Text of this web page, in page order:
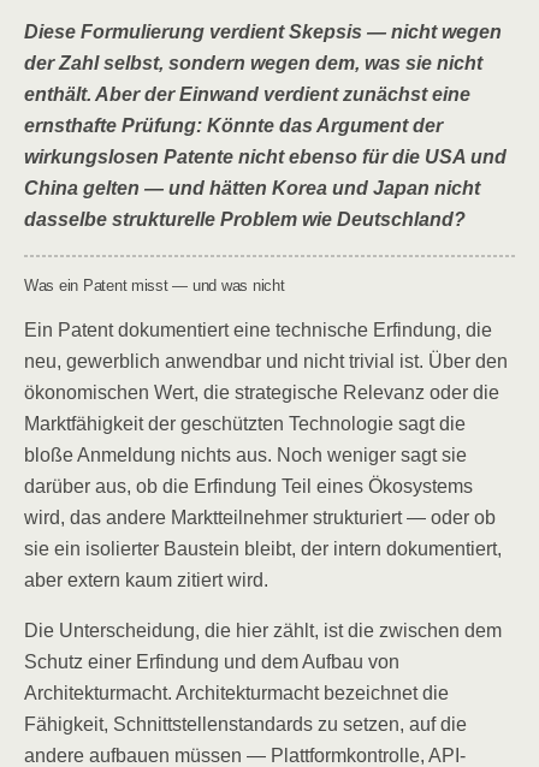
Diese Formulierung verdient Skepsis — nicht wegen
der Zahl selbst, sondern wegen dem, was sie nicht
enthält. Aber der Einwand verdient zunächst eine
ernsthafte Prüfung: Könnte das Argument der
wirkungslosen Patente nicht ebenso für die USA und
China gelten — und hätten Korea und Japan nicht
dasselbe strukturelle Problem wie Deutschland?
Was ein Patent misst — und was nicht
Ein Patent dokumentiert eine technische Erfindung, die
neu, gewerblich anwendbar und nicht trivial ist. Über den
ökonomischen Wert, die strategische Relevanz oder die
Marktfähigkeit der geschützten Technologie sagt die
bloße Anmeldung nichts aus. Noch weniger sagt sie
darüber aus, ob die Erfindung Teil eines Ökosystems
wird, das andere Marktteilnehmer strukturiert — oder ob
sie ein isolierter Baustein bleibt, der intern dokumentiert,
aber extern kaum zitiert wird.
Die Unterscheidung, die hier zählt, ist die zwischen dem
Schutz einer Erfindung und dem Aufbau von
Architekturmacht. Architekturmacht bezeichnet die
Fähigkeit, Schnittstellenstandards zu setzen, auf die
andere aufbauen müssen — Plattformkontrolle, API-